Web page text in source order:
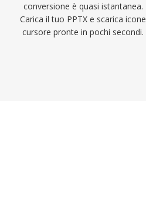
conversione è quasi istantanea.
Carica il tuo PPTX e scarica icone
cursore pronte in pochi secondi.